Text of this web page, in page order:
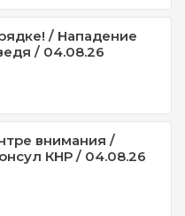
/ Нападение
/ 04.08.26
внимания /
КНР / 04.08.26